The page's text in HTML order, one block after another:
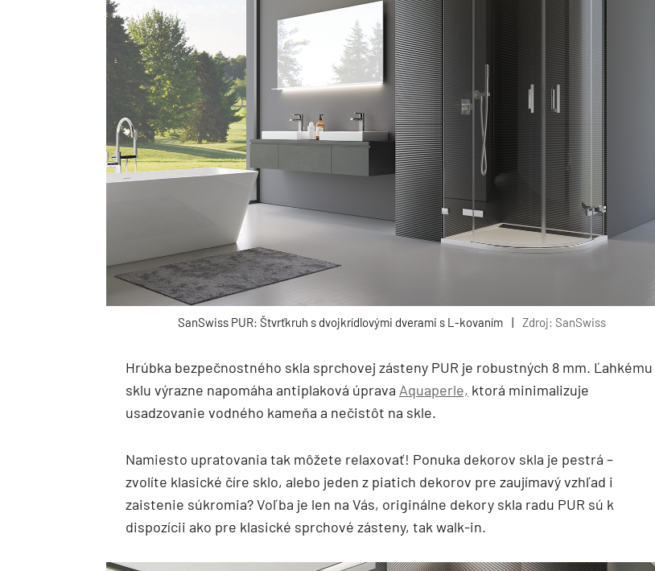
SanSwiss PUR: Štvrťkruh s dvojkrídlovými dverami s L-kovaním | Zdroj: SanSwiss
Hrúbka bezpečnostného skla sprchovej zásteny PUR je robustných 8 mm. Ľahkému
sklu výrazne napomáha antiplaková úprava Aquaperle, ktorá minimalizuje
usadzovanie vodného kameňa a nečistôt na skle.
Namiesto upratovania tak môžete relaxovať! Ponuka dekorov skla je pestrá –
zvolíte klasické číre sklo, alebo jeden z piatich dekorov pre zaujímavý vzhľad i
zaistenie súkromia? Voľba je len na Vás, originálne dekory skla radu PUR sú k
dispozícii ako pre klasické sprchové zásteny, tak walk-in.